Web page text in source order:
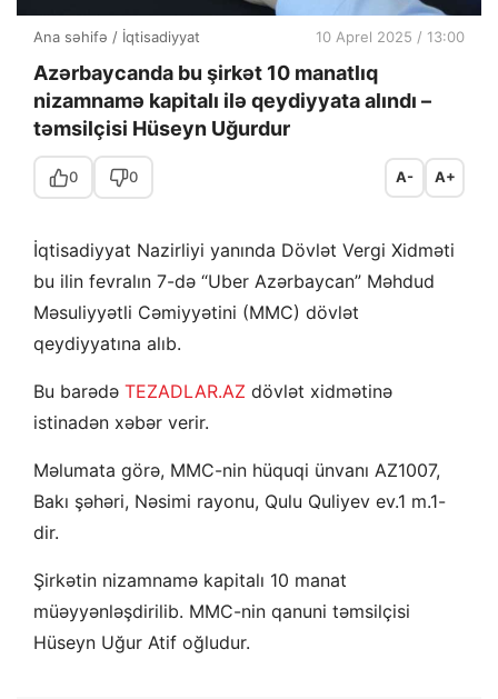
Ana səhifə / İqtisadiyyat 10 Aprel 2025 / 13:00
Azərbaycanda bu şirkət 10 manatlıq
nizamnamə kapitalı ilə qeydiyyata alındı –
təmsilçisi Hüseyn Uğurdur
0 0 A- A+
İqtisadiyyat Nazirliyi yanında Dövlət Vergi Xidməti
bu ilin fevralın 7-də “Uber Azərbaycan” Məhdud
Məsuliyyətli Cəmiyyətini (MMC) dövlət
qeydiyyatına alıb.
Bu barədə TEZADLAR.AZ dövlət xidmətinə
istinadən xəbər verir.
Məlumata görə, MMC-nin hüquqi ünvanı AZ1007,
Bakı şəhəri, Nəsimi rayonu, Qulu Quliyev ev.1 m.1-
dir.
Şirkətin nizamnamə kapitalı 10 manat
müəyyənləşdirilib. MMC-nin qanuni təmsilçisi
Hüseyn Uğur Atif oğludur.